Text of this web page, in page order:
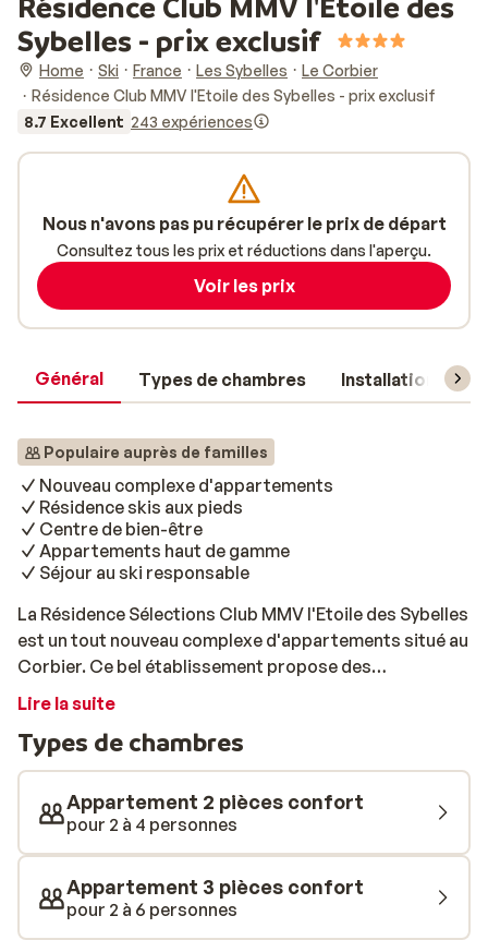
Sybelles - prix exclusif
Home Ski France Les Sybelles
Le Corbier
Résidence Club MMV l'Etoile des Sybelles - prix exclusif
8.7 Excellent 243 expériences
Général Types de chambres Installations
Populaire auprès de familles
Nouveau complexe d'appartements
Résidence skis aux pieds
Centre de bien-être
Appartements haut de gamme
Séjour au ski responsable
La Résidence Sélections Club MMV l'Etoile des Sybelles
est un tout nouveau complexe d'appartements situé au
Corbier. Ce bel établissement propose des
appartements haut de gamme, et est situé
premiers à dévaler les pistes de ski cet hiver! Après une
journée intense sur la poudreuse, profitez d'un bon
chocolat chaud au coin du feu dans le hall de la
résidence, ou détendez-vous au centre de bien-être,
c’est vous qui choisissez! Vous y trouverez un sauna,
un hammam, ainsi qu’une piscine chauffée. Pour
détendre les muscles endoloris, rien de tel qu’un
massage relaxant. Le luxe à l’état pur! Les
Lire la suite
Types de chambres
Appartement 2 pièces confort
pour 2 à 4 personnes
Appartement 3 pièces confort
pour 2 à 6 personnes
Nous n'avons pas pu récupérer le prix de départ
Consultez tous les prix et réductions dans l'aperçu.
Voir les prix